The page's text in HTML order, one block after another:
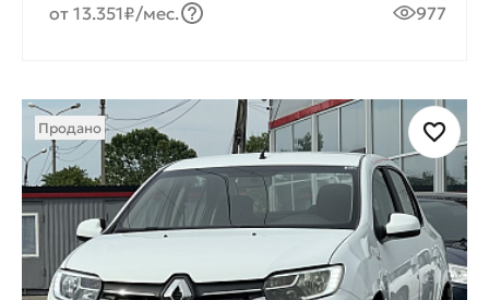
от 13.351₽/мес. 977
Продано